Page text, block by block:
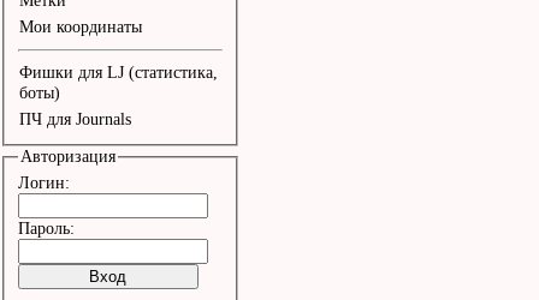
Мои координаты
Фишки для LJ (статистика,
боты)
ПЧ для Journals
Авторизация
Логин:
Пароль: